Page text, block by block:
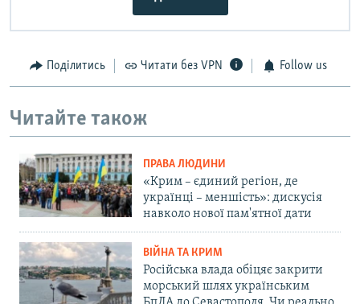
Поділитись Читати без VPN Follow us
Читайте також
ПРАВА ЛЮДИНИ
«Крим – єдиний регіон, де
українці – меншість»: дискусія
навколо нової пам'ятної дати
ВІЙНА ТА КРИМ
Російська влада обіцяє закрити
морський шлях українським